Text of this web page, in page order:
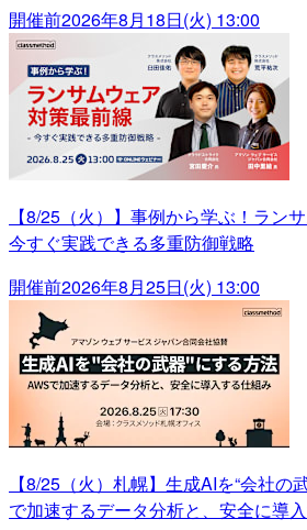
開催前2026年8月18日(火) 13:00
【8/25（火）】事例から学ぶ！ラン
今すぐ実践できる多重防御戦略
開催前2026年8月25日(火) 13:00
【8/25（火）札幌】生成AIを“会社の
で加速するデータ分析と、安全に導